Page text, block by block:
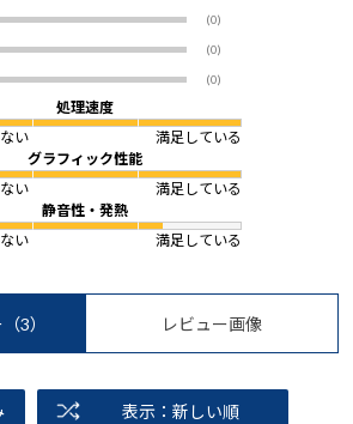
(0)
(0)
(0)
処理速度
い
満足している
グラフィック性能
い
満足している
静音性・発熱
い
満足している
（3） レビュー画像
表示：新しい順